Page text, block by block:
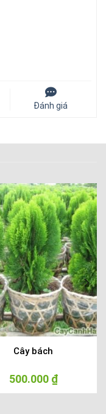
₫.
Đánh giá
Cây bách
500.000 ₫